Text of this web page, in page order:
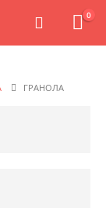
0
ГРАНОЛА